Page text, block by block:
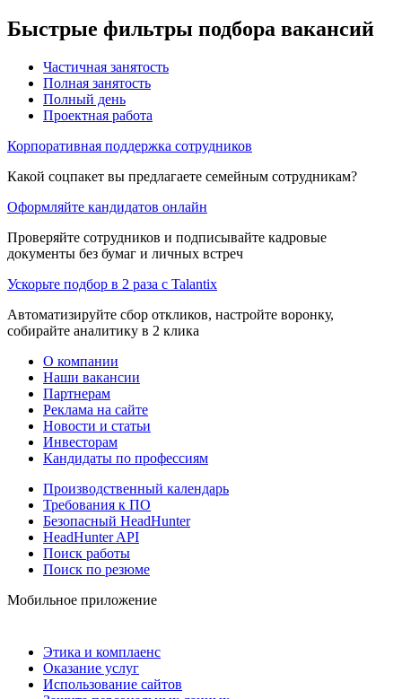
Быстрые фильтры подбора вакансий
Частичная занятость
Полная занятость
Полный день
Проектная работа
Корпоративная поддержка сотрудников
Какой соцпакет вы предлагаете семейным сотрудникам?
Оформляйте кандидатов онлайн
Проверяйте сотрудников и подписывайте кадровые
документы без бумаг и личных встреч
Ускорьте подбор в 2 раза с Talantix
Автоматизируйте сбор откликов, настройте воронку,
собирайте аналитику в 2 клика
О компании
Наши вакансии
Партнерам
Реклама на сайте
Новости и статьи
Инвесторам
Кандидаты по профессиям
Производственный календарь
Требования к ПО
Безопасный HeadHunter
HeadHunter API
Поиск работы
Поиск по резюме
Мобильное приложение
Этика и комплаенс
Оказание услуг
Использование сайтов